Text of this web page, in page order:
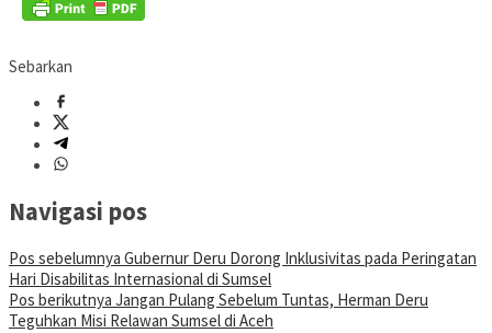
Sebarkan
Navigasi pos
Pos sebelumnya Gubernur Deru Dorong Inklusivitas pada Peringatan
Hari Disabilitas Internasional di Sumsel
Pos berikutnya Jangan Pulang Sebelum Tuntas, Herman Deru
Teguhkan Misi Relawan Sumsel di Aceh